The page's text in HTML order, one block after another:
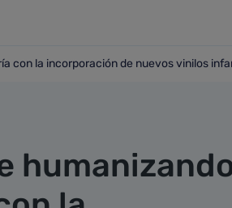
con la incorporación de
con la incorporación de nuevos vinilos